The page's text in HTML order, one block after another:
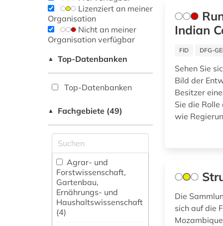
Lizenziert an meiner
Organisation
Nicht an meiner
Organisation verfügbar
▲ Top-Datenbanken
Top-Datenbanken
▲ Fachgebiete (49)
Agrar- und
Forstwissenschaft,
Gartenbau,
Ernährungs- und
Haushaltswissenschaft
(4)
Indian
FID DFG-
Sehen Sie
Bild der
Besitzer
Sie die
wie
Die
sich auf die